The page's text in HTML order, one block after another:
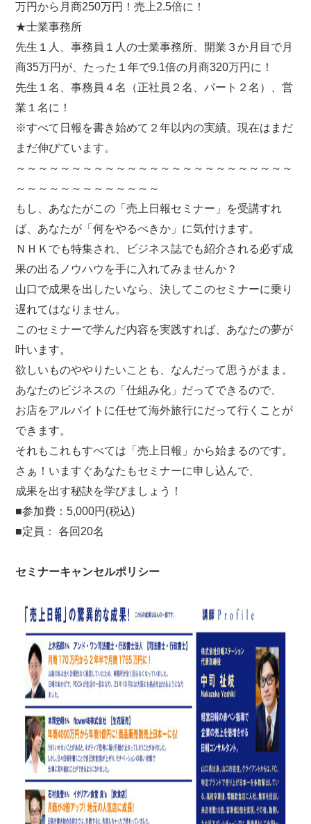
万円から月商250万円！売上2.5倍に！
★士業事務所
先生１人、事務員１人の士業事務所、開業３か月目で月
商35万円が、たった１年で9.1倍の月商320万円に！
先生１名、事務員４名（正社員２名、パート２名）、営
業１名に！
※すべて日報を書き始めて２年以内の実績。現在はまだ
まだ伸びています。
～～～～～～～～～～～～～～～～～～～～～～～～～
～～～～～～～～～～～～～
もし、あなたがこの「売上日報セミナー」を受講すれ
ば、あなたが「何をやるべきか」に気付けます。
ＮＨＫでも特集され、ビジネス誌でも紹介される必ず成
果の出るノウハウを手に入れてみませんか？
山口で成果を出したいなら、決してこのセミナーに乗り
遅れてはなりません。
このセミナーで学んだ内容を実践すれば、あなたの夢が
叶います。
欲しいものややりたいことも、なんだって思うがまま。
あなたのビジネスの「仕組み化」だってできるので、
お店をアルバイトに任せて海外旅行にだって行くことが
できます。
それもこれもすべては「売上日報」から始まるのです。
さぁ！いますぐあなたもセミナーに申し込んで、
成果を出す秘訣を学びましょう！
■参加費：5,000円(税込)
■定員： 各回20名
セミナーキャンセルポリシー